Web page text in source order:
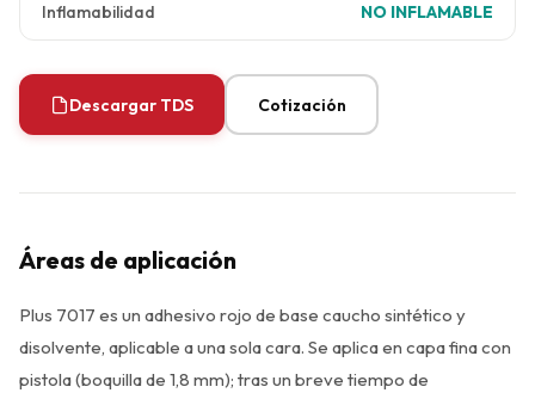
Inflamabilidad NO INFLAMABLE
Descargar TDS Cotización
Áreas de aplicación
Plus 7017 es un adhesivo rojo de base caucho sintético y
disolvente, aplicable a una sola cara. Se aplica en capa fina con
pistola (boquilla de 1,8 mm); tras un breve tiempo de